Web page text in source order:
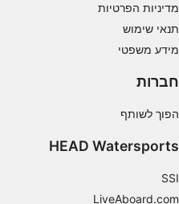
מדיניות הפרטיות
תנאי שימוש
מידע משפטי
חברות
הפוך לשותף
HEAD Watersports
SSI
LiveAboard.com
from different sources
data